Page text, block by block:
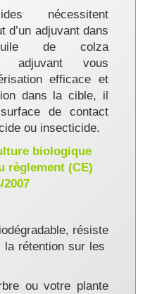
nécessitent
d’un adjuvant dans
de colza
adjuvant vous
efficace et
dans la cible, il
de contact
ou insecticide.
biologique
règlement (CE)
2007
résiste
la rétention sur les
ou votre plante